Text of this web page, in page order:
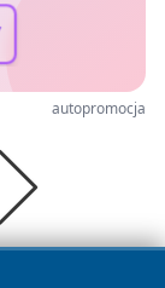
autopromocja